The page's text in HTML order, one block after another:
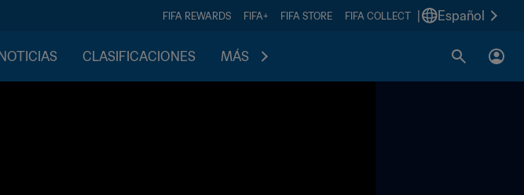
FIFA REWARDS FIFA+ FIFA STORE FIFA COLLECT Español
NOTICIAS CLASIFICACIONES MÁS